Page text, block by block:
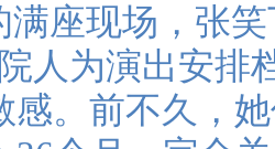
满座现场，张
人为演出安排
感。前不久，